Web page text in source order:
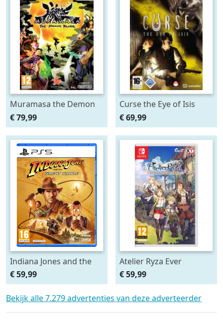
Muramasa the Demon
Blade
€ 79,99
Curse the Eye of Isis
€ 69,99
Indiana Jones and the
Great Circle
€ 59,99
Atelier Ryza Ever
Darkness & the Secret
Hideout
€ 59,99
Bekijk alle 7.279 advertenties van deze adverteerder